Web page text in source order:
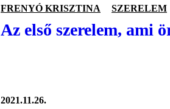
FRENYÓ KRISZTINA SZERELEM
Az első szerelem, ami
2021.11.26.